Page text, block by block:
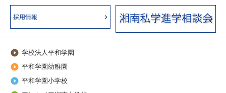
採用情報
 学校法人平和学園
 平和学園幼稚園
 平和学園小学校